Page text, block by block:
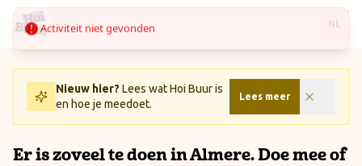
Ga naar inhoud / Skip to content
Nieuw hier? Lees wat Hoi Buur is
en hoe je meedoet.
Lees meer
Er is zoveel te doen in Almere. Doe mee of
Activiteit niet gevonden